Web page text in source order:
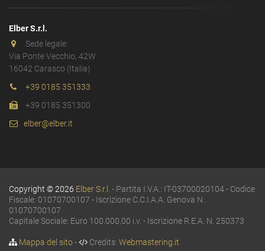
Elber S.r.l.
Sede legale:
Via Ponte Vecchio, 42W
16042 Carasco (Italia)
+39 0185 351333
+39 0185 351300
elber@elber.it
Copyright © 2026 Elber S.r.l. - Partita I.V.A.: IT-03700020104 - Codice
Fiscale: 01070700107 - Iscrizione C.C.I.A.A. Genova N.
01070700107
Capitale Sociale: Euro 100.000,00 i.v. - Iscrizione R.E.A. N. 250373
Mappa del sito- Credits: Webmastering.it